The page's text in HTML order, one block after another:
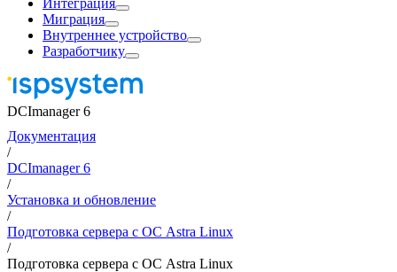
Интеграция
Миграция
Внутреннее устройство
Разработчику
DCImanager 6
Документация
/
DCImanager 6
/
Установка и обновление
/
Подготовка сервера с ОС Astra Linux
/
Подготовка сервера с ОС Astra Linux